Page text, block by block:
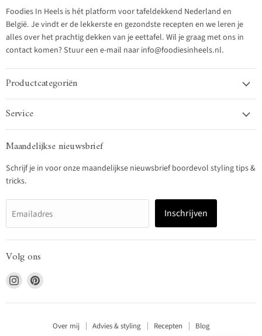
Foodies In Heels is hét platform voor tafeldekkend Nederland en
België. Je vindt er de lekkerste en gezondste recepten en we leren je
alles over het prachtig dekken van je eettafel. Wil je graag met ons in
contact komen? Stuur een e-mail naar info@foodiesinheels.nl.
Productcategoriën
Service
Maandelijkse nieuwsbrief
Schrijf je in voor onze maandelijkse nieuwsbrief boordevol styling tips &
tricks.
Emailadres Inschrijven
Volg ons
Vind
ons
op
Vind
op
Over mij Advies & styling Recepten Blog